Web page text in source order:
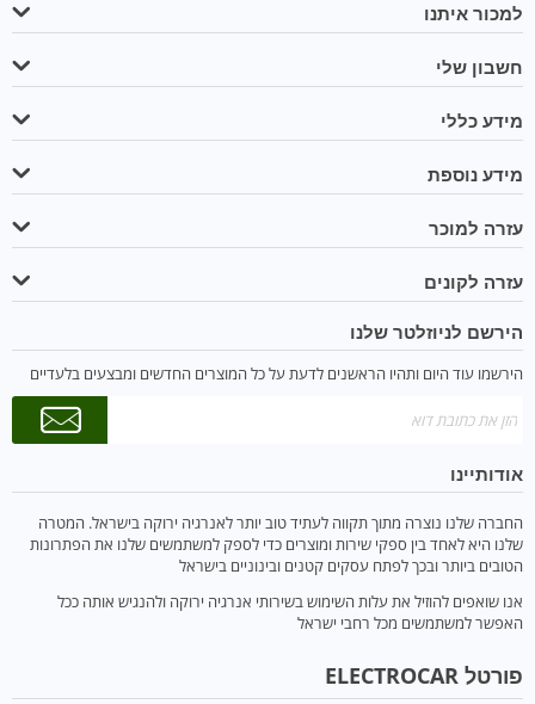
למכור איתנו
חשבון שלי
מידע כללי
מידע נוספת
עזרה למוכר
עזרה לקונים
הירשם לניוזלטר שלנו
הירשמו עוד היום ותהיו הראשנים לדעת על כל המוצרים החדשים ומבצעים בלעדיים
אודותיינו
החברה שלנו נוצרה מתוך תקווה לעתיד טוב יותר לאנרגיה ירוקה בישראל. המטרה
שלנו היא לאחד בין ספקי שירות ומוצרים כדי לספק למשתמשים שלנו את הפתרונות
הטובים ביותר ובכך לפתח עסקים קטנים ובינוניים בישראל
אנו שואפים להוזיל את עלות השימוש בשירותי אנרגיה ירוקה ולהנגיש אותה ככל
האפשר למשתמשים מכל רחבי ישראל
פורטל ELECTROCAR